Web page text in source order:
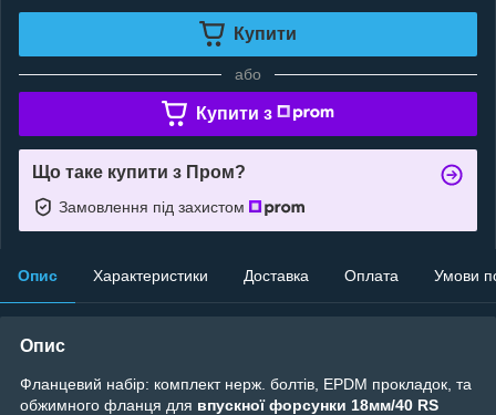
Купити
або
Купити з
Що таке купити з Пром?
Замовлення під захистом
Опис Характеристики Доставка Оплата Умови
Опис
Фланцевий набір: комплект нерж. болтів, EPDM прокладок, та
обжимного фланця для впускної форсунки 18мм/40 RS